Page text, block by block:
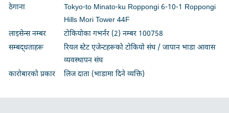
ठेगाना
Tokyo-to Minato-ku Roppongi 6-10-1 Roppongi
Hills Mori Tower 44F
लाइसेन्स नम्बर
टोकियोका गभर्नर (2) नम्बर 100758
सम्बद्धताहरू
रियल स्टेट एजेन्टहरूको टोकियो संघ / जापान भाडा आवास
व्यवस्थापन संघ
कारोबारको प्रकार
लिज दाता (भाडामा दिने व्यक्ति)